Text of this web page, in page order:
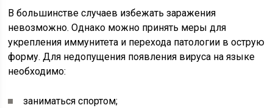
В большинстве случаев избежать заражения
невозможно. Однако можно принять меры для
укрепления иммунитета и перехода патологии в острую
форму. Для недопущения появления вируса на языке
необходимо:
заниматься спортом;